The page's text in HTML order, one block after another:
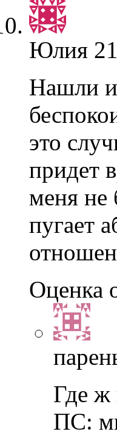
Юлия
Нашли
это
придет
меня не
пугает
Оценка
Где ж
ПС: